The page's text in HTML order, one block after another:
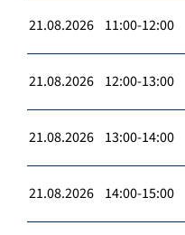
21.08.2026 11:00-12:00
21.08.2026 12:00-13:00
21.08.2026 13:00-14:00
21.08.2026 14:00-15:00